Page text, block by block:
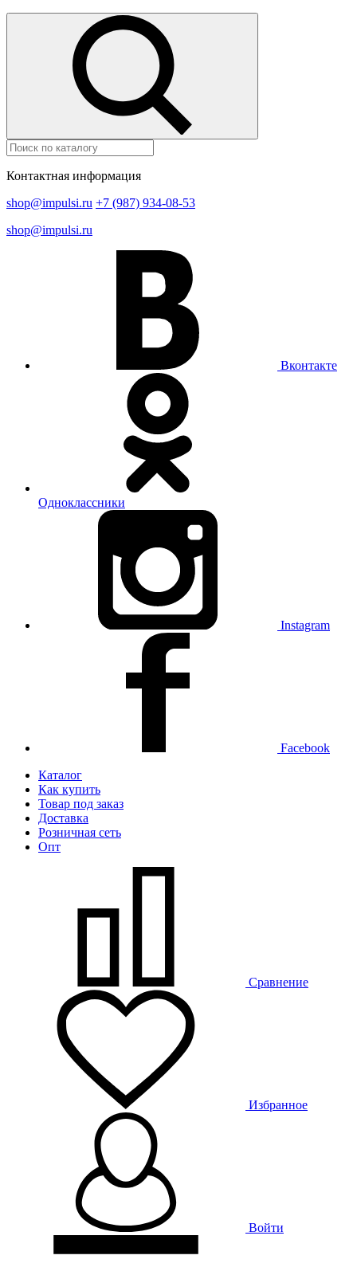
Контактная информация
shop@impulsi.ru +7 (987) 934-08-53
shop@impulsi.ru
Вконтакте
Одноклассники
Instagram
Facebook
Каталог
Как купить
Товар под заказ
Доставка
Розничная сеть
Опт
Сравнение
Избранное
Войти